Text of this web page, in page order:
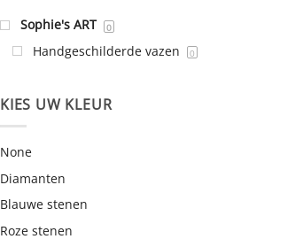
Sophie's ART 0
Handgeschilderde vazen 0
KIES UW KLEUR
None
Diamanten
Blauwe stenen
Roze stenen